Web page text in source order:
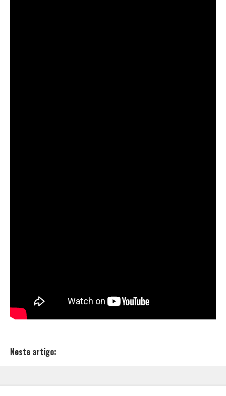
Neste artigo: